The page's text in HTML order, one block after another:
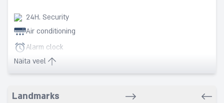
24H. Security
Air conditioning
Alarm clock
Babysitting service
Bar/Snack/CafEn'
Näita veel
Landmarks